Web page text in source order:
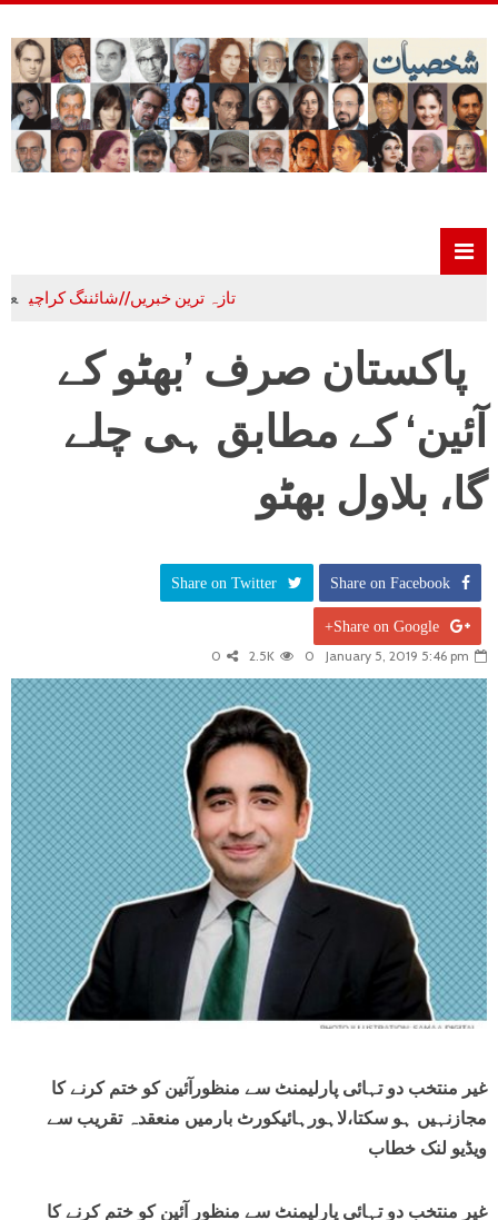
تازہ ترین خبریں//شائننگ کراچی
پاکستان صرف ’بھٹو کے
آئین‘ کے مطابق ہی چلے
گا، بلاول بھٹو
Share on Facebook
Share on Twitter
Share on Google+
January 5, 2019 5:46 pm
0
2.5K
0
غیر منتخب دو تہائی پارلیمنٹ سے منظورآئین کو ختم کرنے کا
مجازنہیں ہو سکتا،لاہورہائیکورٹ بارمیں منعقدہ تقریب سے
ویڈیو لنک خطاب
غیر منتخب دو تہائی پارلیمنٹ سے منظور آئین کو ختم کرنے کا